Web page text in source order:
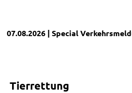
07.08.2026 | Special
Tierrettung